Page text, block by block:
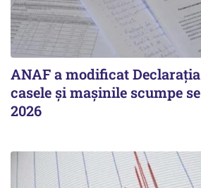
ANAF a modificat Declarația
casele și mașinile scumpe
2026